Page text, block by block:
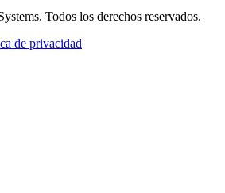
Todos los derechos reservados.
de privacidad